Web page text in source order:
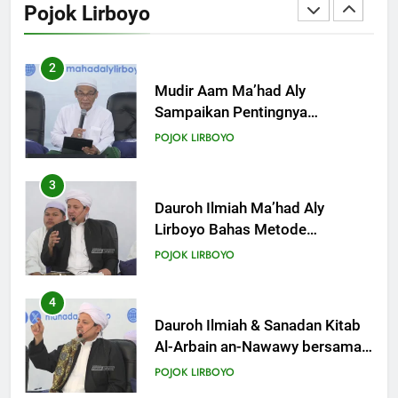
Pojok Lirboyo
Mempelajari Ilmu Hadis Dalam
3
Dauroh Ilmiah Ma’had Aly
Lirboyo Bahas Metode
Ahlusunnah dalam
POJOK LIRBOYO
4
Dauroh Ilmiah & Sanadan Kitab
Al-Arbain an-Nawawy bersama
As-Syaikh Dr. Yasir Al-Adny
POJOK LIRBOYO
5
Semalam Bersama Kematian:
Kisah Praktek Tajhizul Janaiz
Siswa III Aliyah
POJOK LIRBOYO